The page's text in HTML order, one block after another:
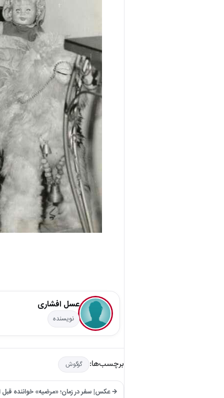
عسل افشاری
نویسنده
برچسب‌ها: گوگوش